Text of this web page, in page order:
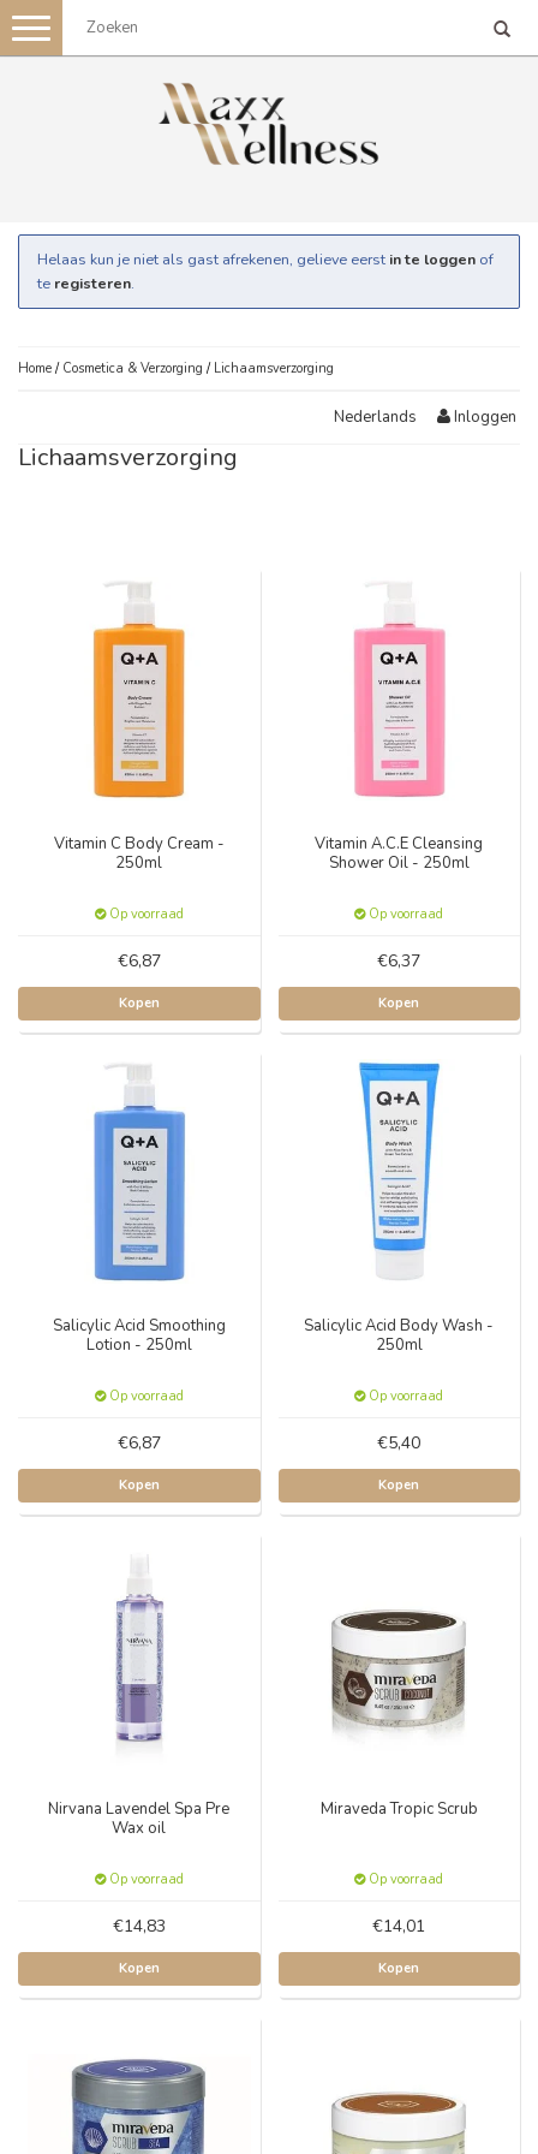
Toggle
navigation
Helaas kun je niet als gast afrekenen, gelieve eerst in te loggen of
te registeren.
Home / Cosmetica & Verzorging / Lichaamsverzorging
Nederlands Inloggen
Lichaamsverzorging
Vitamin C Body Cream -
250ml
Op voorraad
€6,87
Kopen
Vitamin A.C.E Cleansing
Shower Oil - 250ml
Op voorraad
€6,37
Kopen
Salicylic Acid Smoothing
Lotion - 250ml
Op voorraad
€6,87
Kopen
Salicylic Acid Body Wash -
250ml
Op voorraad
€5,40
Kopen
Nirvana Lavendel Spa Pre
Wax oil
Op voorraad
€14,83
Kopen
Miraveda Tropic Scrub
Op voorraad
€14,01
Kopen